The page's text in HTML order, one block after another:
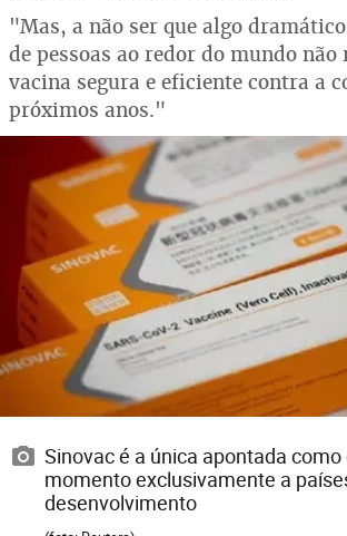
"Mas, a não ser que algo
de pessoas ao redor do mundo não
vacina segura e eficiente contra a
próximos anos."
Sinovac é a única apontada
momento exclusivamente a
desenvolvimento